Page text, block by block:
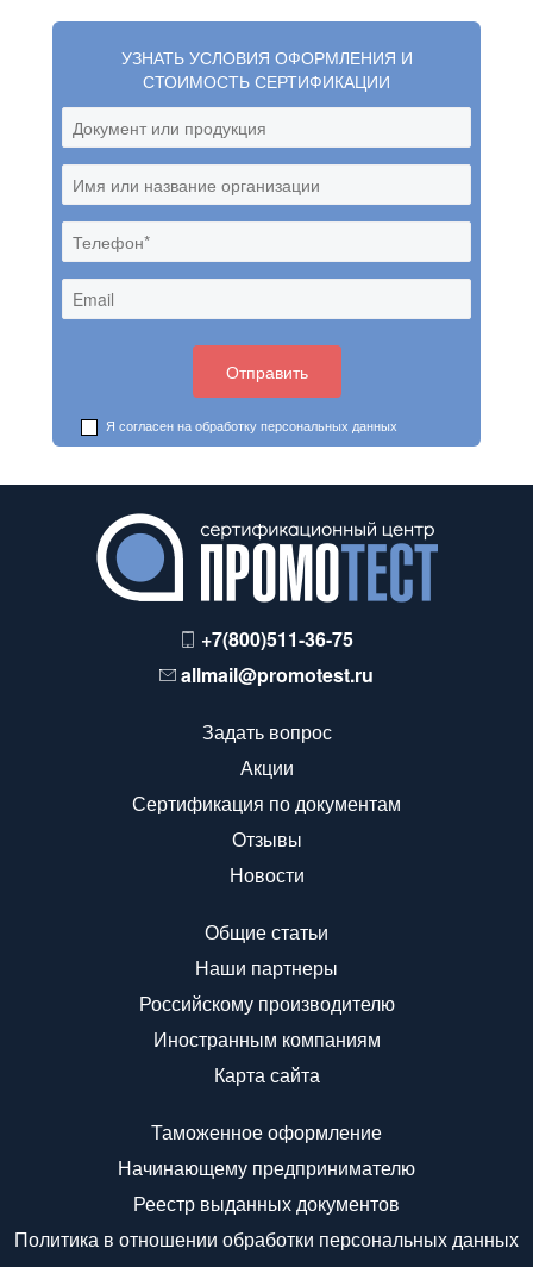
УЗНАТЬ УСЛОВИЯ ОФОРМЛЕНИЯ И
СТОИМОСТЬ СЕРТИФИКАЦИИ
Я согласен на обработкуперсональных данных
+7(800)511-36-75
allmail@promotest.ru
Задать вопрос
Акции
Сертификация по документам
Отзывы
Новости
Общие статьи
Наши партнеры
Российскому производителю
Иностранным компаниям
Карта сайта
Таможенное оформление
Начинающему предпринимателю
Реестр выданных документов
Политика в отношении обработки персональных данных